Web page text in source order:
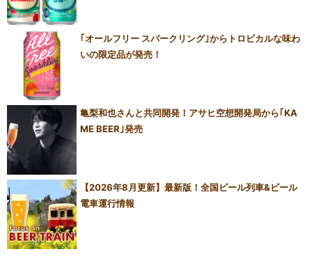
｢オールフリー スパークリング｣からトロピカルな味わ
いの限定品が発売！
亀梨和也さんと共同開発！アサヒ空想開発局から｢KA
ME BEER｣発売
【2026年8月更新】最新版！全国ビール列車&ビール
電車運行情報